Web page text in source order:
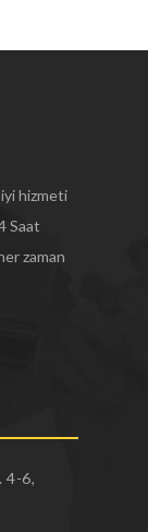
hizmeti
Saat
zaman
4-6,